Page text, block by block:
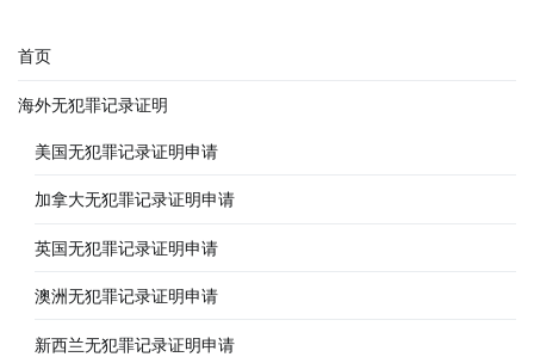
首页
海外无犯罪记录证明
美国无犯罪记录证明申请
加拿大无犯罪记录证明申请
英国无犯罪记录证明申请
澳洲无犯罪记录证明申请
新西兰无犯罪记录证明申请